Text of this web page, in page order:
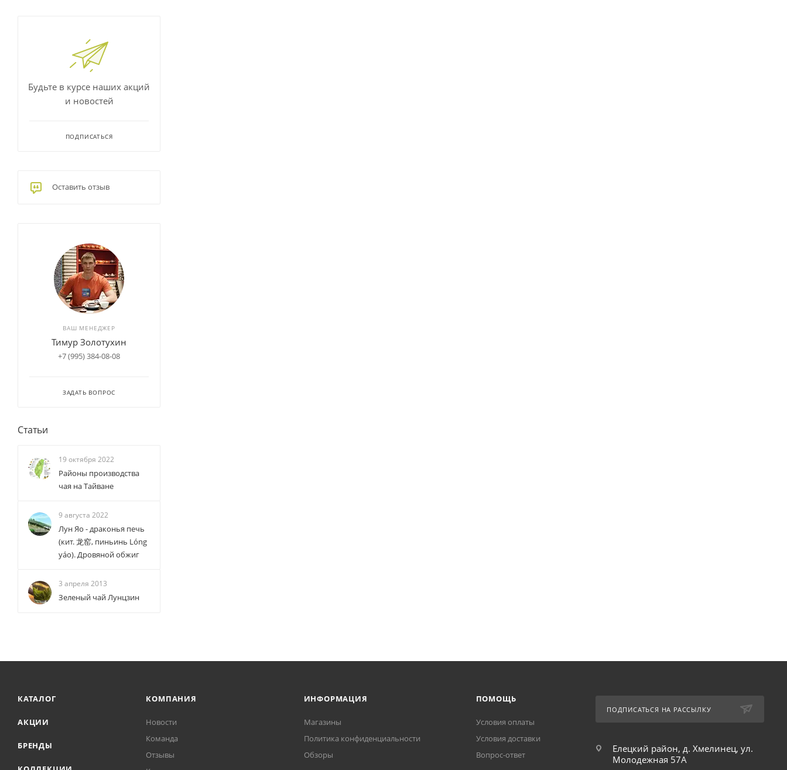
Будьте в курсе наших акций
и новостей
ПОДПИСАТЬСЯ
Оставить отзыв
ВАШ МЕНЕДЖЕР
Тимур Золотухин
+7 (995) 384-08-08
ЗАДАТЬ ВОПРОС
Статьи
19 октября 2022
Районы производства
чая на Тайване
9 августа 2022
Лун Яо - драконья печь
(кит. 龙窑, пиньинь Lóng
yáo). Дровяной обжиг
3 апреля 2013
Зеленый чай Лунцзин
КАТАЛОГ
АКЦИИ
БРЕНДЫ
КОМПАНИЯ
Новости
Команда
Отзывы
ИНФОРМАЦИЯ
Магазины
Политика конфиденциальности
Обзоры
ПОМОЩЬ
Условия оплаты
Условия доставки
Вопрос-ответ
ПОДПИСАТЬСЯ НА РАССЫЛКУ
Елецкий район, д. Хмелинец, ул.
Молодежная 57А